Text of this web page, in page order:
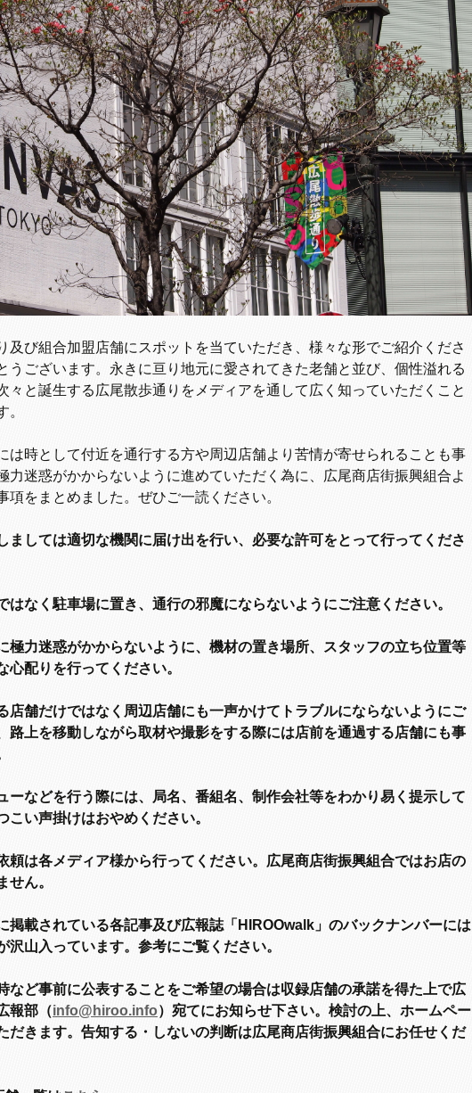
び組合加盟店舗にスポットを当ていただき、様々な形でご紹介くださ
うございます。永きに亘り地元に愛されてきた老舗と並び、個性溢れる
々と誕生する広尾散歩通りをメディアを通して広く知っていただくこと
。
時として付近を通行する方や周辺店舗より苦情が寄せられることも事
力迷惑がかからないように進めていただく為に、広尾商店街振興組合よ
項をまとめました。ぜひご一読ください。
ましては適切な機関に届け出を行い、必要な許可をとって行ってくださ
はなく駐車場に置き、通行の邪魔にならないようにご注意ください。
力迷惑がかからないように、機材の置き場所、スタッフの立ち位置等
心配りを行ってください。
店舗だけではなく周辺店舗にも一声かけてトラブルにならないようにご
路上を移動しながら取材や撮影をする際には店前を通過する店舗にも事
ーなどを行う際には、局名、番組名、制作会社等をわかり易く提示して
こい声掛けはおやめください。
は各メディア様から行ってください。広尾商店街振興組合ではお店の
せん。
掲載されている各記事及び広報誌「HIROOwalk」のバックナンバーには
沢山入っています。参考にご覧ください。
など事前に公表することをご希望の場合は収録店舗の承諾を得た上で広
報部（info@hiroo.info）宛てにお知らせ下さい。検討の上、ホームペー
だきます。告知する・しないの判断は広尾商店街振興組合にお任せくだ